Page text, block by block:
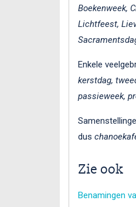
Boekenweek,
Lichtfeest,
Enkele
kerstdag,
passieweek,
dus
Zie ook
Benamingen